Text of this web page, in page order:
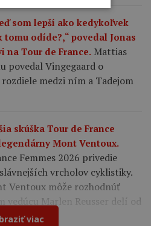
som lepší ako kedykoľvek
odíde?,“ povedal Jonas
na Tour de France. Mattias
povedal Vingegaard o
medzi ním a Tadejom
skúška Tour de France
Mont Ventoux.
Femmes 2026 privedie
vrcholov cyklistiky.
Ventoux môže rozhodnúť
vedúcu Marlen Reusser delí od
viac